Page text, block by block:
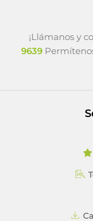
¡Llámanos y
9639